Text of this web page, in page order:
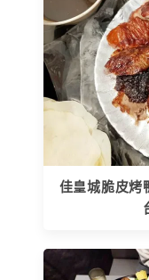
佳皇城脆皮烤